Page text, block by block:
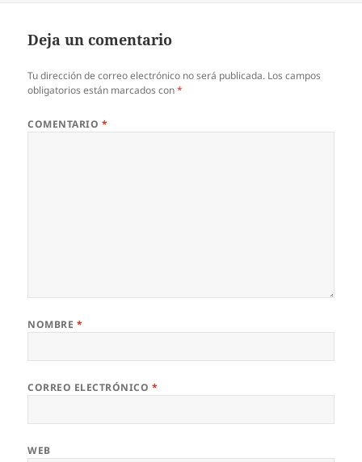
Deja un comentario
Tu dirección de correo electrónico no será publicada. Los campos
obligatorios están marcados con*
COMENTARIO *
NOMBRE *
CORREO ELECTRÓNICO *
WEB